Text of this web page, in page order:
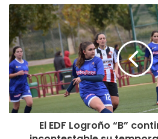
del Programa de Desarrollo Rural
dentro de la medida Leader, que
Grupo de Acción Local ADR La
José Ignacio Ceniceros ha
Leader realiza una acreditada
desarrollo del mundo rural, dado
generando nuevas oportunidades
El EDF Logroño “B”